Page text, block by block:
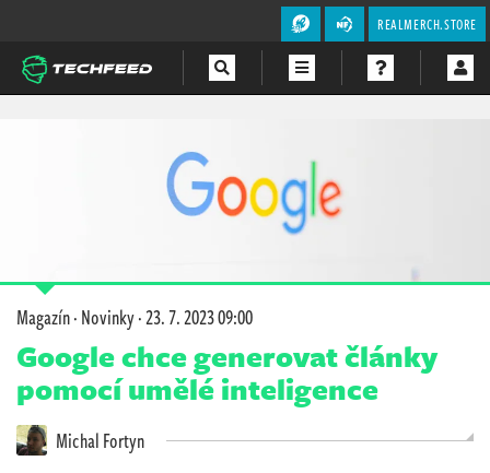
REALMERCH.STORE
Magazín·Novinky·23. 7. 2023 09:00
Google chce generovat články
pomocí umělé inteligence
Michal Fortyn